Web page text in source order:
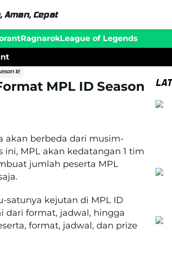
Aman, Cepat
RagnarokLeague of Legends
12
MPL ID Season
akan berbeda dari musim-
MPL akan kedatangan 1 tim
jumlah peserta MPL
satunya kejutan di MPL ID
dari format, jadwal, hingga
format, jadwal, dan prize